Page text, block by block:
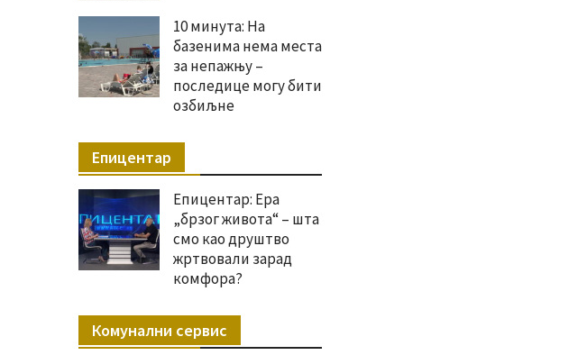
10 минута: На
базенима нема места
за непажњу –
последице могу бити
озбиљне
Епицентар
Епицентар: Ера
„брзог живота“ – шта
смо као друштво
жртвовали зарад
комфора?
Комунални сервис